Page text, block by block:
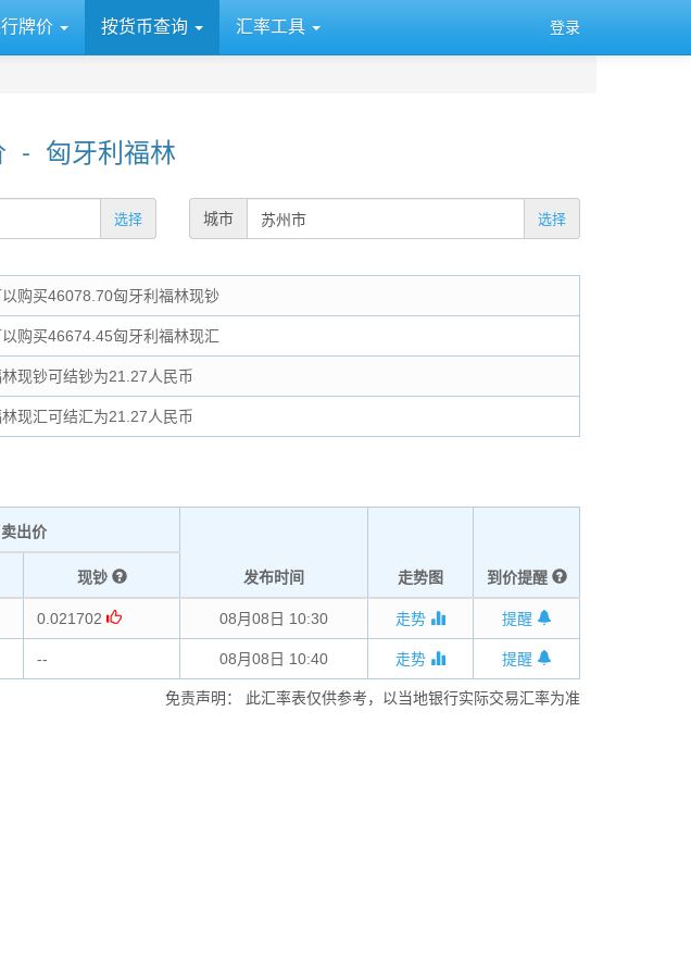
牌价 按货币查询 汇率工具 登录
- 匈牙利福林
选择 城市 选择
购买46078.70匈牙利福林现钞
购买46674.45匈牙利福林现汇
现钞可结钞为21.27人民币
现汇可结汇为21.27人民币
卖出价
发布时间 走势图 到价提醒
现钞
0.021702 08月08日 10:30 走势 提醒
-- 08月08日 10:40 走势 提醒
免责声明： 此汇率表仅供参考，以当地银行实际交易汇率为准